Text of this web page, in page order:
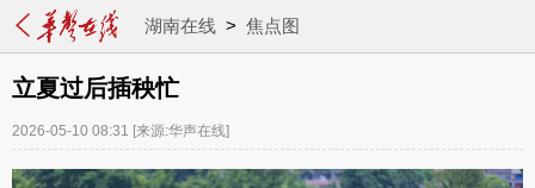
湖南在线> 焦点图
立夏过后插秧忙
2026-05-10 08:31 [来源:华声在线]